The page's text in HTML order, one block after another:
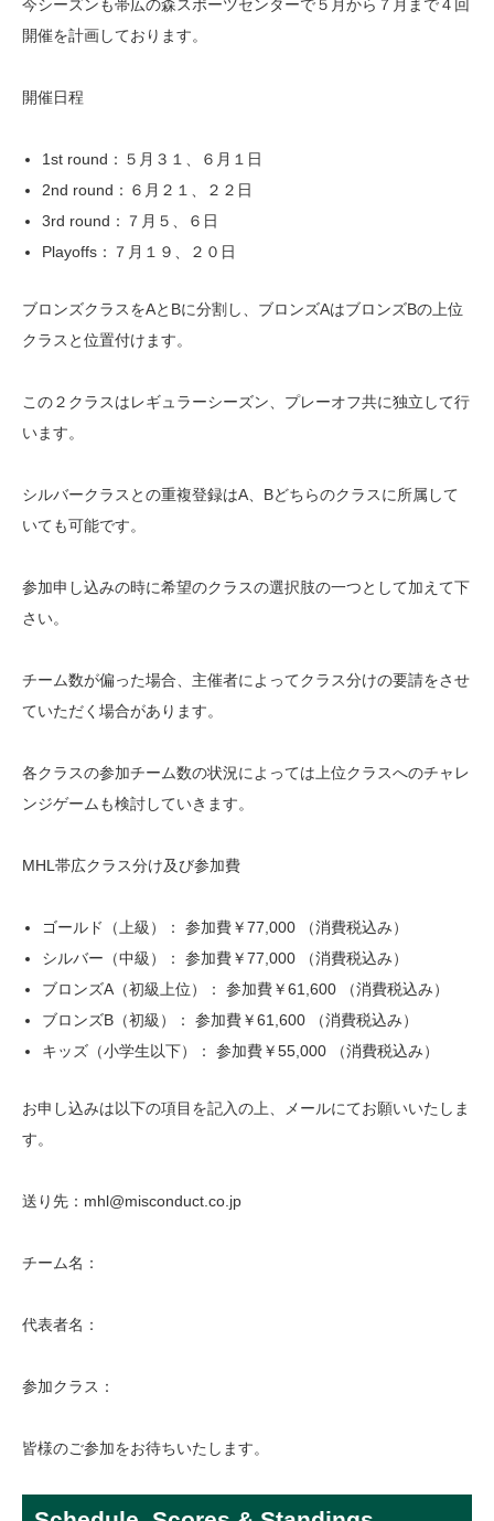
今シーズンも帯広の森スポーツセンターで５月から７月まで４回
開催を計画しております。
開催日程
1st round：５月３１、６月１日
2nd round：６月２１、２２日
3rd round：７月５、６日
Playoffs：７月１９、２０日
ブロンズクラスをAとBに分割し、ブロンズAはブロンズBの上位
クラスと位置付けます。
この２クラスはレギュラーシーズン、プレーオフ共に独立して行
います。
シルバークラスとの重複登録はA、Bどちらのクラスに所属して
いても可能です。
参加申し込みの時に希望のクラスの選択肢の一つとして加えて下
さい。
チーム数が偏った場合、主催者によってクラス分けの要請をさせ
ていただく場合があります。
各クラスの参加チーム数の状況によっては上位クラスへのチャレ
ンジゲームも検討していきます。
MHL帯広クラス分け及び参加費
ゴールド（上級）： 参加費￥77,000 （消費税込み）
シルバー（中級）： 参加費￥77,000 （消費税込み）
ブロンズA（初級上位）： 参加費￥61,600 （消費税込み）
ブロンズB（初級）： 参加費￥61,600 （消費税込み）
キッズ（小学生以下）： 参加費￥55,000 （消費税込み）
お申し込みは以下の項目を記入の上、メールにてお願いいたしま
す。
送り先：mhl@misconduct.co.jp
チーム名：
代表者名：
参加クラス：
皆様のご参加をお待ちいたします。